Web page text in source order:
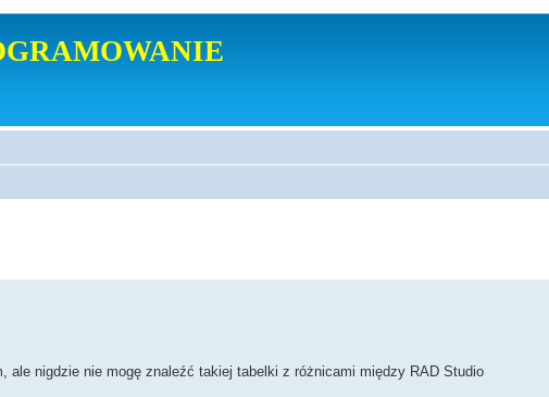
ale nigdzie nie mogę znaleźć takiej tabelki z różnicami między RAD Studio